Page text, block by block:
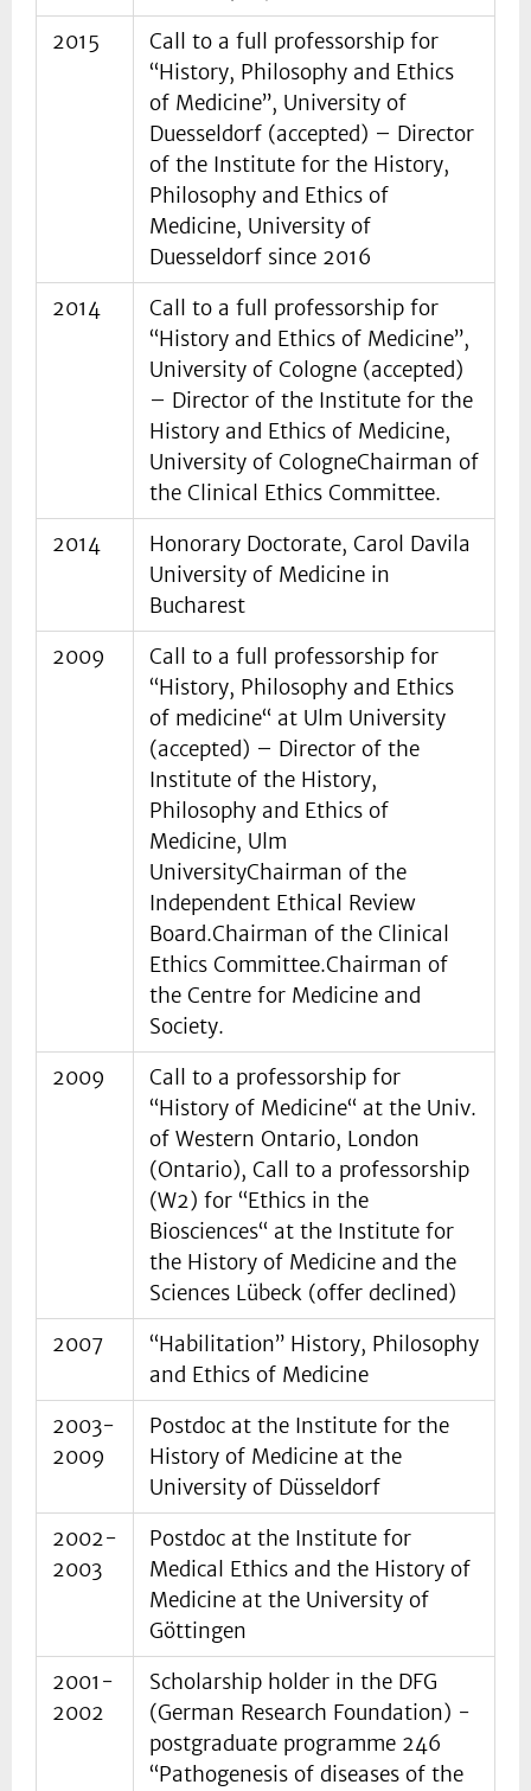
2015
Call to a full professorship for
“History, Philosophy and Ethics
of Medicine”, University of
Duesseldorf (accepted) – Director
of the Institute for the History,
Philosophy and Ethics of
Medicine, University of
Duesseldorf since 2016
2014
Call to a full professorship for
“History and Ethics of Medicine”,
University of Cologne (accepted)
– Director of the Institute for the
History and Ethics of Medicine,
University of CologneChairman of
the Clinical Ethics Committee.
2014
Honorary Doctorate, Carol Davila
University of Medicine in
Bucharest
2009
Call to a full professorship for
“History, Philosophy and Ethics
of medicine“ at Ulm University
(accepted) – Director of the
Institute of the History,
Philosophy and Ethics of
Medicine, Ulm
UniversityChairman of the
Independent Ethical Review
Board.Chairman of the Clinical
Ethics Committee.Chairman of
the Centre for Medicine and
Society.
2009
Call to a professorship for
“History of Medicine“ at the Univ.
of Western Ontario, London
(Ontario), Call to a professorship
(W2) for “Ethics in the
Biosciences“ at the Institute for
the History of Medicine and the
Sciences Lübeck (offer declined)
2007
“Habilitation” History, Philosophy
and Ethics of Medicine
2003-
2009
Postdoc at the Institute for the
History of Medicine at the
University of Düsseldorf
2002-
2003
Postdoc at the Institute for
Medical Ethics and the History of
Medicine at the University of
Göttingen
2001-
2002
Scholarship holder in the DFG
(German Research Foundation) -
postgraduate programme 246
“Pathogenesis of diseases of the